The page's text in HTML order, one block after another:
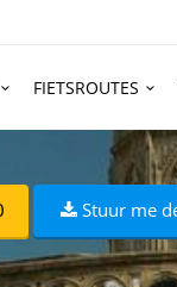
FIETSROUTES
Stuur me